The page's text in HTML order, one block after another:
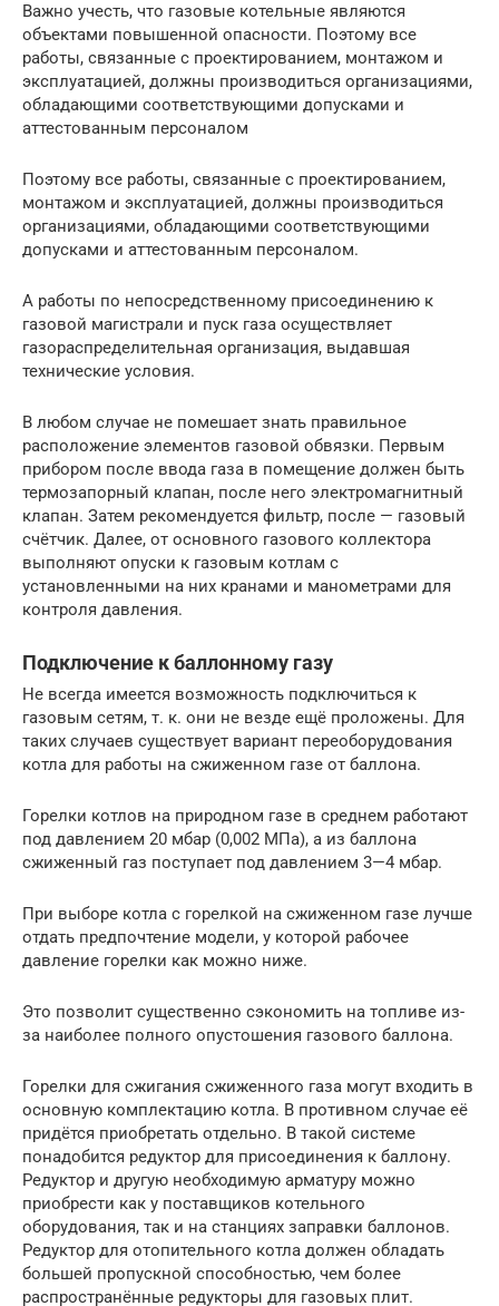
Важно учесть, что газовые котельные являются
объектами повышенной опасности. Поэтому все
работы, связанные с проектированием, монтажом и
эксплуатацией, должны производиться организациями,
обладающими соответствующими допусками и
аттестованным персоналом
Поэтому все работы, связанные с проектированием,
монтажом и эксплуатацией, должны производиться
организациями, обладающими соответствующими
допусками и аттестованным персоналом.
А работы по непосредственному присоединению к
газовой магистрали и пуск газа осуществляет
газораспределительная организация, выдавшая
технические условия.
В любом случае не помешает знать правильное
расположение элементов газовой обвязки. Первым
прибором после ввода газа в помещение должен быть
термозапорный клапан, после него электромагнитный
клапан. Затем рекомендуется фильтр, после — газовый
счётчик. Далее, от основного газового коллектора
выполняют опуски к газовым котлам с
установленными на них кранами и манометрами для
контроля давления.
Подключение к баллонному газу
Не всегда имеется возможность подключиться к
газовым сетям, т. к. они не везде ещё проложены. Для
таких случаев существует вариант переоборудования
котла для работы на сжиженном газе от баллона.
Горелки котлов на природном газе в среднем работают
под давлением 20 мбар (0,002 МПа), а из баллона
сжиженный газ поступает под давлением 3—4 мбар.
При выборе котла с горелкой на сжиженном газе лучше
отдать предпочтение модели, у которой рабочее
давление горелки как можно ниже.
Это позволит существенно сэкономить на топливе из-
за наиболее полного опустошения газового баллона.
Горелки для сжигания сжиженного газа могут входить в
основную комплектацию котла. В противном случае её
придётся приобретать отдельно. В такой системе
понадобится редуктор для присоединения к баллону.
Редуктор и другую необходимую арматуру можно
приобрести как у поставщиков котельного
оборудования, так и на станциях заправки баллонов.
Редуктор для отопительного котла должен обладать
большей пропускной способностью, чем более
распространённые редукторы для газовых плит.